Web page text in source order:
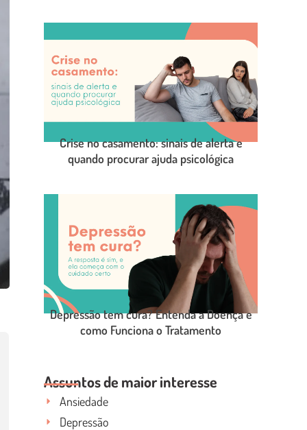
LEIA O POST COMPLETO
LEIA O POST COMPLETO
Crise no casamento: sinais de alerta e
quando procurar ajuda psicológica
LEIA O POST COMPLETO
Depressão tem cura? Entenda a Doença e
como Funciona o Tratamento
Assuntos de maior interesse
Ansiedade
Depressão